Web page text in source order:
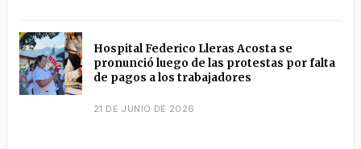
Hospital Federico Lleras Acosta se
pronunció luego de las protestas por falta
de pagos a los trabajadores
21 DE JUNIO DE 2026